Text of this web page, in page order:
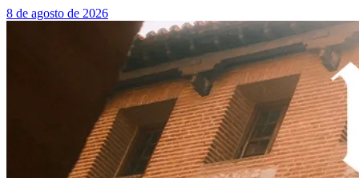
8 de agosto de 2026